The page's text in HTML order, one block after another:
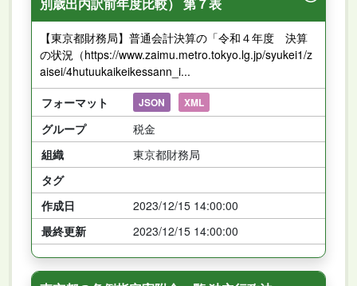
別歳出内訳前年度比較） 第７表
【東京都財務局】普通会計決算の「令和４年度 決算
の状況（https://www.zaimu.metro.tokyo.lg.jp/syukei1/z
aisei/4hutuukaikeikessann_i...
フォーマット
JSON XML
グループ
税金
組織
東京都財務局
タグ
作成日
2023/12/15 14:00:00
最終更新
2023/12/15 14:00:00